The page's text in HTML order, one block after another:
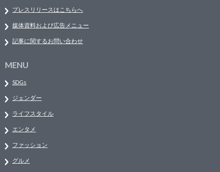
プレスリリースはこちらへ
媒体資料および広告メニュー
記事に関するお問い合わせ
MENU
SDGs
ジェンダー
ライフスタイル
エンタメ
ファッション
グルメ